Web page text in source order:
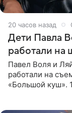
20 часов назад
Дети Павла
работали на
Павел Воля и
работали на
«Большой куш».